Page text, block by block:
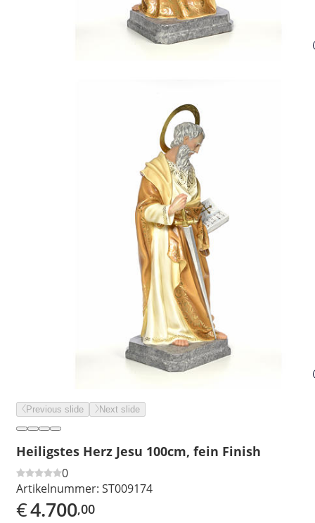
Previous slide Next slide
Heiligstes Herz Jesu 100cm, fein Finish
0
Artikelnummer: ST009174
€4.700,00